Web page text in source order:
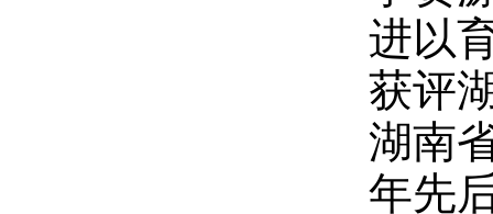
进以
获评
湖南
年先